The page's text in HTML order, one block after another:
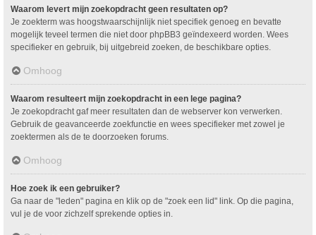
Waarom levert mijn zoekopdracht geen resultaten op?
Je zoekterm was hoogstwaarschijnlijk niet specifiek genoeg en bevatte
mogelijk teveel termen die niet door phpBB3 geïndexeerd worden. Wees
specifieker en gebruik, bij uitgebreid zoeken, de beschikbare opties.
Omhoog
Waarom resulteert mijn zoekopdracht in een lege pagina?
Je zoekopdracht gaf meer resultaten dan de webserver kon verwerken.
Gebruik de geavanceerde zoekfunctie en wees specifieker met zowel je
zoektermen als de te doorzoeken forums.
Omhoog
Hoe zoek ik een gebruiker?
Ga naar de "leden" pagina en klik op de "zoek een lid" link. Op die pagina,
vul je de voor zichzelf sprekende opties in.